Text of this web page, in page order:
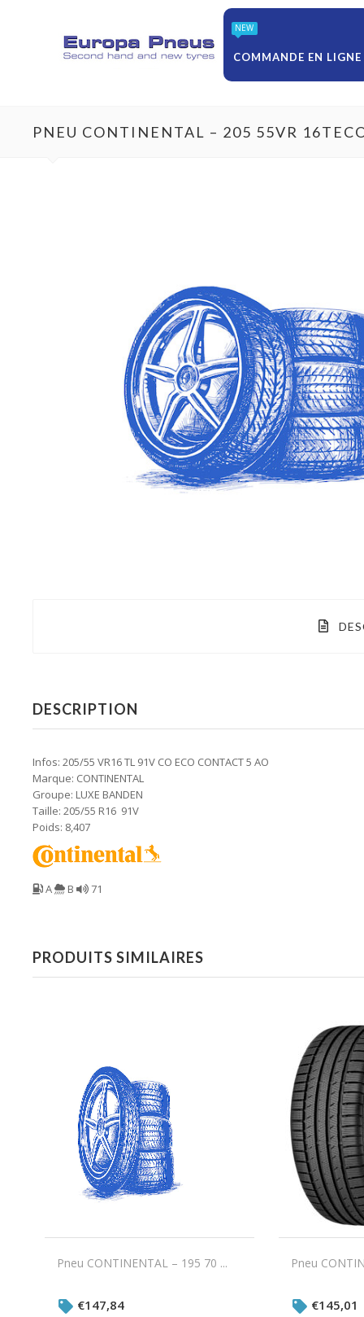
NEW
COMMANDE EN LIGNE
PNEU CONTINENTAL – 205 55VR
DESCRIPTION
Infos: 205/55 VR16 TL 91V CO ECO CONTACT 5 AO
Marque: CONTINENTAL
Groupe: LUXE BANDEN
Taille: 205/55 R16 91V
Poids: 8,407
A B 71
PRODUITS SIMILAIRES
Pneu CONTINENTAL – 195 70 ...
€147,84
Pneu
€145,01